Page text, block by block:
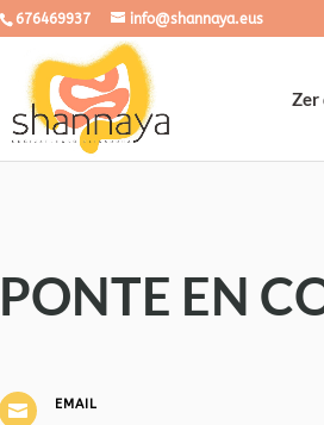
676469937 info@shannaya.eus
Zer
PONTE EN
 EMAIL